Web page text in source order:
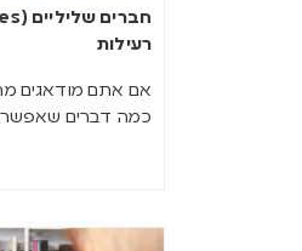
רעילות
אם אתם מודאגים
כמה דברים